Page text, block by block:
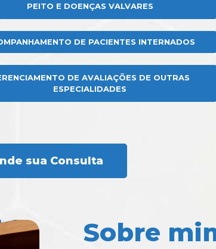
PEITO E DOENÇAS VALVARES
DE PACIENTES INTERNADOS
DE AVALIAÇÕES DE OUTRAS
ESPECIALIDADES
sua Consulta
Sobre